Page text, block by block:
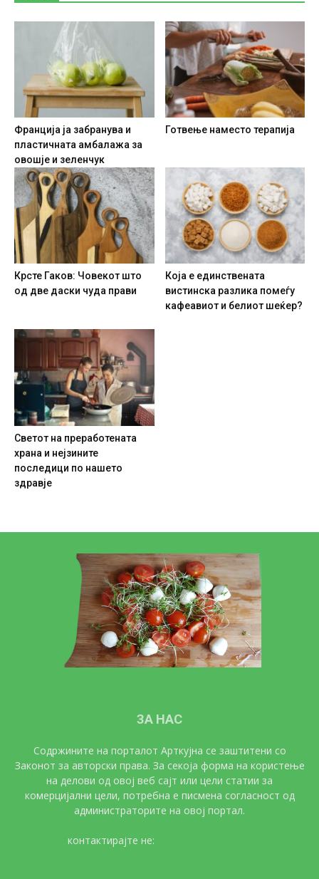
Франција ја забранува и
пластичната амбалажа за
овошје и зеленчук
Готвење наместо терапија
Крсте Гаков: Човекот што
од две даски чуда прави
Која е единствената
вистинска разлика помеѓу
кафеавиот и белиот шеќер?
Светот на преработената
храна и нејзините
последици по нашето
здравје
ЗА НАС
Содржините на порталот Арткујна се заштитени со
Законот за авторски права. За секоја форма на користење
на делови од овој веб сајт или цели статии за
комерцијални цели, потребна е писмена согласност од
администраторите на овој портал.
контактирајте не: